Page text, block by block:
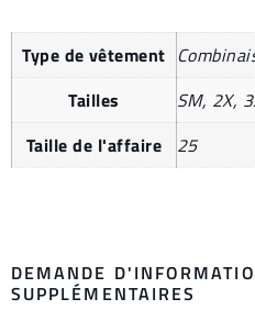
Type de vêtement
Tailles
SM, 2X,
Taille de l'affaire
25
DEMANDE
SUPPLÉMENTAIRES